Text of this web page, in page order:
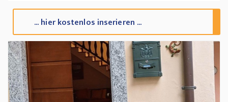
... hier kostenlos inserieren ...